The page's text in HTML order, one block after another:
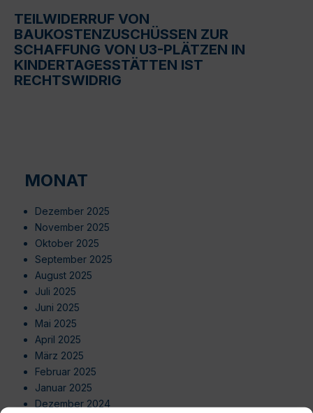
TEILWIDERRUF VON
BAUKOSTENZUSCHÜSSEN ZUR
SCHAFFUNG VON U3-PLÄTZEN IN
KINDERTAGESSTÄTTEN IST
RECHTSWIDRIG
MONAT
Dezember 2025
November 2025
Oktober 2025
September 2025
August 2025
Juli 2025
Juni 2025
Mai 2025
April 2025
März 2025
Februar 2025
Januar 2025
Dezember 2024